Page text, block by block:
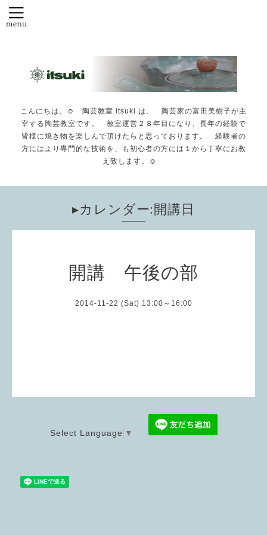
こんにちは。☺️ 陶芸教室 itsuki は、 陶芸家の富田美樹子が主
宰する陶芸教室です。 教室運営２８年目になり、長年の経験で
皆様に焼き物を楽しんで頂けたらと思っております。 経験者の
方にはより専門的な技術を、も初心者の方には１から丁寧にお教
え致します。☺️
▸カレンダー:開講日
開講 午後の部
2014-11-22 (Sat) 13:00～16:00
Select Language ▼